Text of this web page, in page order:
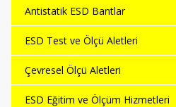
Antistatik ESD Bantlar
ESD Test ve Ölçü Aletleri
Çevresel Ölçü Aletleri
ESD Eğitim ve Ölçüm Hizmetleri